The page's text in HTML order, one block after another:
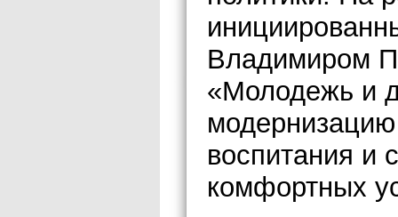
Владимиром
«Молодежь и
воспитания и
комфортных